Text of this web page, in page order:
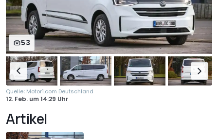
53
Quelle: Motor1.com Deutschland
12. Feb. um14:29 Uhr
Artikel